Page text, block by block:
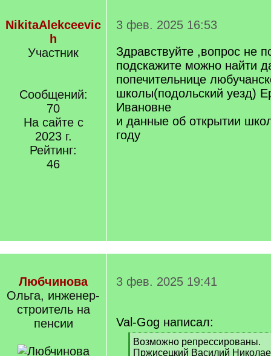
NikitaAlekceevic
h
Участник
Сообщений:
70
На сайте с
2023 г.
Рейтинг:
46
3 фев. 2025 16:53
Здравствуйте ,вопрос не
подскажите можно найти
попечительнице
школы(подольский уезд)
Ивановне
и данные об открытии
году
Любчинова
Ольга, инженер-
строитель на
пенсии
3 фев. 2025 19:41
Val-Gog написал:
[
q
Возможно репрессированы.
Пржисецкий Василий